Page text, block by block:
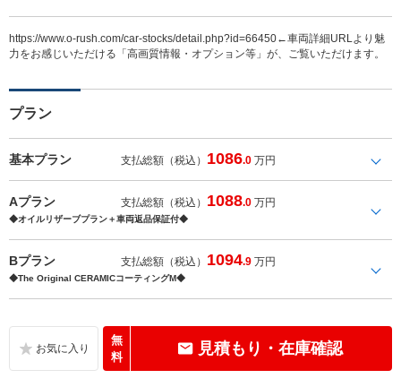
https://www.o-rush.com/car-stocks/detail.php?id=66450←車両詳細URLより魅
力をお感じいただける「高画質情報・オプション等」が、ご覧いただけます。
プラン
基本プラン 支払総額（税込） 1086.0 万円
Aプラン 支払総額（税込） 1088.0 万円
◆オイルリザーブプラン＋車両返品保証付◆
Bプラン 支払総額（税込） 1094.9 万円
◆The Original CERAMICコーティングM◆
無
料
見積もり・在庫確認